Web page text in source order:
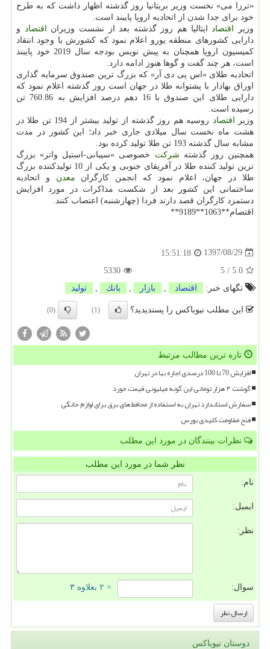
«ترزا می» نخست وزیر بریتانیا روز گذشته اظهار داشت كه به طرح
خود برای جدا شدن از اتحادیه اروپا پایبند است.
وزیر اقتصاد ایتالیا هم روز گذشته بعد از نشست وزیران اقتصاد
و
دارایی كشورهای منطقه یورو اعلام نمود كه كشورش با وجود انتقاد
كمیسیون اروپا همچنان به پیش نویس بودجه سال 2019 خود پایبند
است، هر چند گفت و گوها هنوز ادامه دارد.
اتحادیه طلای «اس پی دی آر» كه بزرگ ترین صندوق سرمایه گذاری
اوراق بهادار با پشتوانه طلا در جهان است روز گذشته اعلام نمود كه
دارایی طلای این صندوق با 16 دهم درصد افزایش به 760.86 تن
رسیده است.
وزیر اقتصاد
روسیه هم روز گذشته از تولید بیشتر از 194 تن طلا در
هشت ماه نخست سال میلادی جاری خبر داد؛ این كشور در مدت
مشابه سال گذشته 193 تن طلا تولید كرده بود.
همچنین روز گذشته شركت خصوصی «سیبانی-استیل واتر» بزرگ
ترین تولید كننده طلا در آفریقای جنوبی و یكی از 10 تولیدكننده بزرگ
طلا در جهان، اعلام نمود كه انجمن كارگران معدن و اتحادیه
ساختمانی این كشور بعد از شكست مذاكرات در مورد افزایش
دستمزد كارگران قصد دارند فردا (چهارشنبه) اعتصاب كنند.
اقتصام**1063**9189**
1397/08/29
15:51:18
5.0
/
5
5330
تگهای خبر:
اقتصاد بازار بانك تولید
این مطلب نیوباکس را پسندیدید؟ (1)
(0)
تازه ترین مطالب مرتبط
افزایش 70 تا 100 درصدی اجاره بها در تهران
گوشت ۴ هزار تومانی این گونه میلیونی قیمت خورد
سفارش استاندارد تهران به استفاده از محافظ های برق برای لوازم خانگی
فتح مقاومت کلیدی بورس
نظرات بینندگان در مورد این مطلب
نظر شما در مورد این مطلب
نام:
ایمیل:
نظر:
سوال: = ۲ بعلاوه ۳
دوستان نیوباکس